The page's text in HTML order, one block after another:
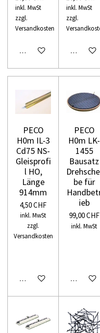
inkl. MwSt
zzgl.
Versandkosten
In den Warenkorb
inkl. MwSt
zzgl.
In den
PECO
H0m IL-3
Cd75 NS-
Gleisprofi
l HO,
Länge
914mm
4,50 CHF
inkl. MwSt
zzgl.
Versandkosten
In den Warenkorb
PECO
H0m LK-
1455
Bausatz
be für
ieb
99,00 CHF
inkl. MwSt
In den